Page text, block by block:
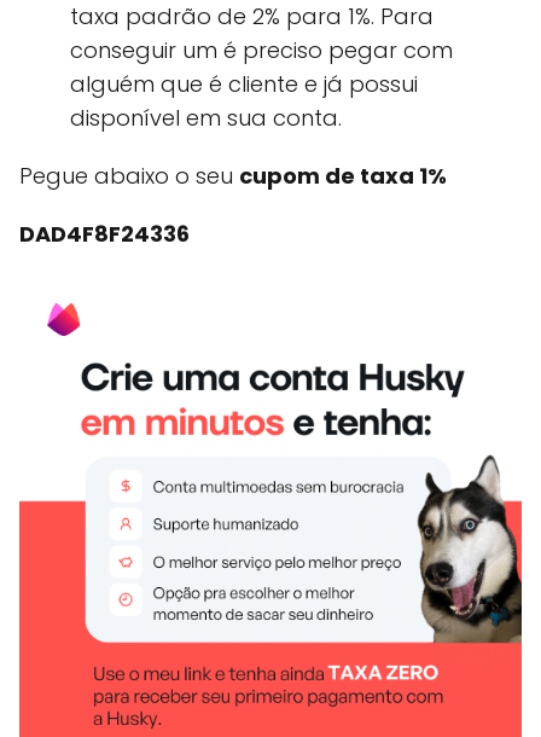
taxa padrão de 2% para 1%. Para
conseguir um é preciso pegar com
alguém que é cliente e já possui
disponível em sua conta.
Pegue abaixo o seu cupom de taxa 1%
DAD4F8F24336